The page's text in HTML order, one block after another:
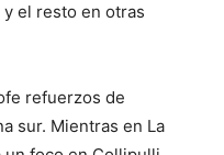
el resto en otras
refuerzos de
sur. Mientras en La